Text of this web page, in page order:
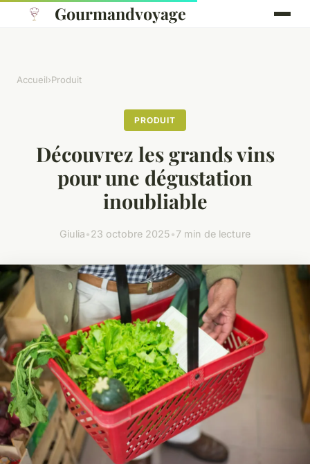
Gourmandvoyage
Accueil›Produit
PRODUIT
Découvrez les grands vins
pour une dégustation
inoubliable
Giulia•23 octobre 2025•7 min de lecture